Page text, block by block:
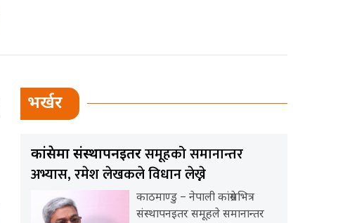
भर्खर
कांग्रेसमा संस्थापनइतरसमूहको समानान्तर
अभ्यास, रमेश लेखकले विधान लेख्ने
काठमाण्डु – नेपाली कांग्रेसभित्र
संस्थापनइतर समूहले समानान्तर